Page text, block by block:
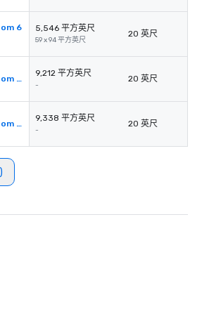
6 5,546 平方英尺
59 x 94 平方英尺
20 英尺
Juniper Ballroom 1,2,6
9,212 平方英尺
-
20 英尺
Juniper Ballroom 3,4,5,6
9,338 平方英尺
-
20 英尺